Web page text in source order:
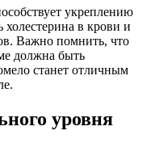
укреплению
в крови и
Важно помнить, что
должна быть
станет отличным
уровня